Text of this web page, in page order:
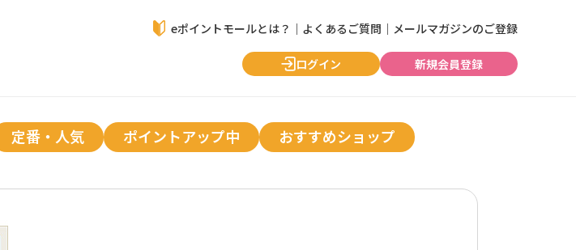
eポイントモールとは？ ｜ よくあるご質問 ｜ メールマガジンのご登録
ログイン 新規会員登録
定番・人気 ポイントアップ中 おすすめショップ